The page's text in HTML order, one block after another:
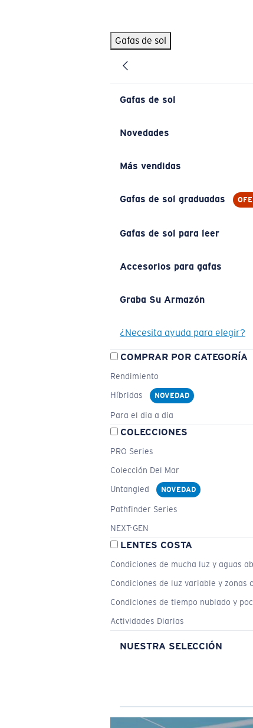
Gafas de sol
Gafas de sol
Novedades
Más vendidas
Gafas de sol graduadas
Gafas de sol para leer
Accesorios para gafas
Graba Su Armazón
¿Necesita ayuda para elegir?
COMPRAR POR CATEGORÍA
Rendimiento
Híbridas
NOVEDAD
Para el dia a dia
COLECCIONES
PRO Series
Colección Del Mar
Untangled
NOVEDAD
Pathfinder Series
NEXT-GEN
LENTES COSTA
Condiciones de mucha luz y aguas
Condiciones de luz variable y zonas
Condiciones de tiempo nublado y
Actividades Diarias
NUESTRA SELECCIÓN
BÚSQUEDAS POPULARES
Pilothouse PRO Limited Edition Pack
Gafas de sol personalizadas
Los más vendidos de gafas de sol